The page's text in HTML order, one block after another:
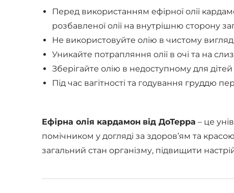
Перед використанням ефірної олії
розбавленої олії на внутрішню сторону
Не використовуйте олію в чистому
Уникайте потрапляння олії в очі та на
Зберігайте олію в недоступному для дітей
Під час вагітності та годування груддю
Ефірна олія кардамон від ДоТерра – це
помічником у догляді за здоров’ям та
загальний стан організму, підвищити